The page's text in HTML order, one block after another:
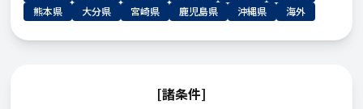
熊本県
大分県 宮崎県 鹿児島県 沖縄県 海外
[諸条件]